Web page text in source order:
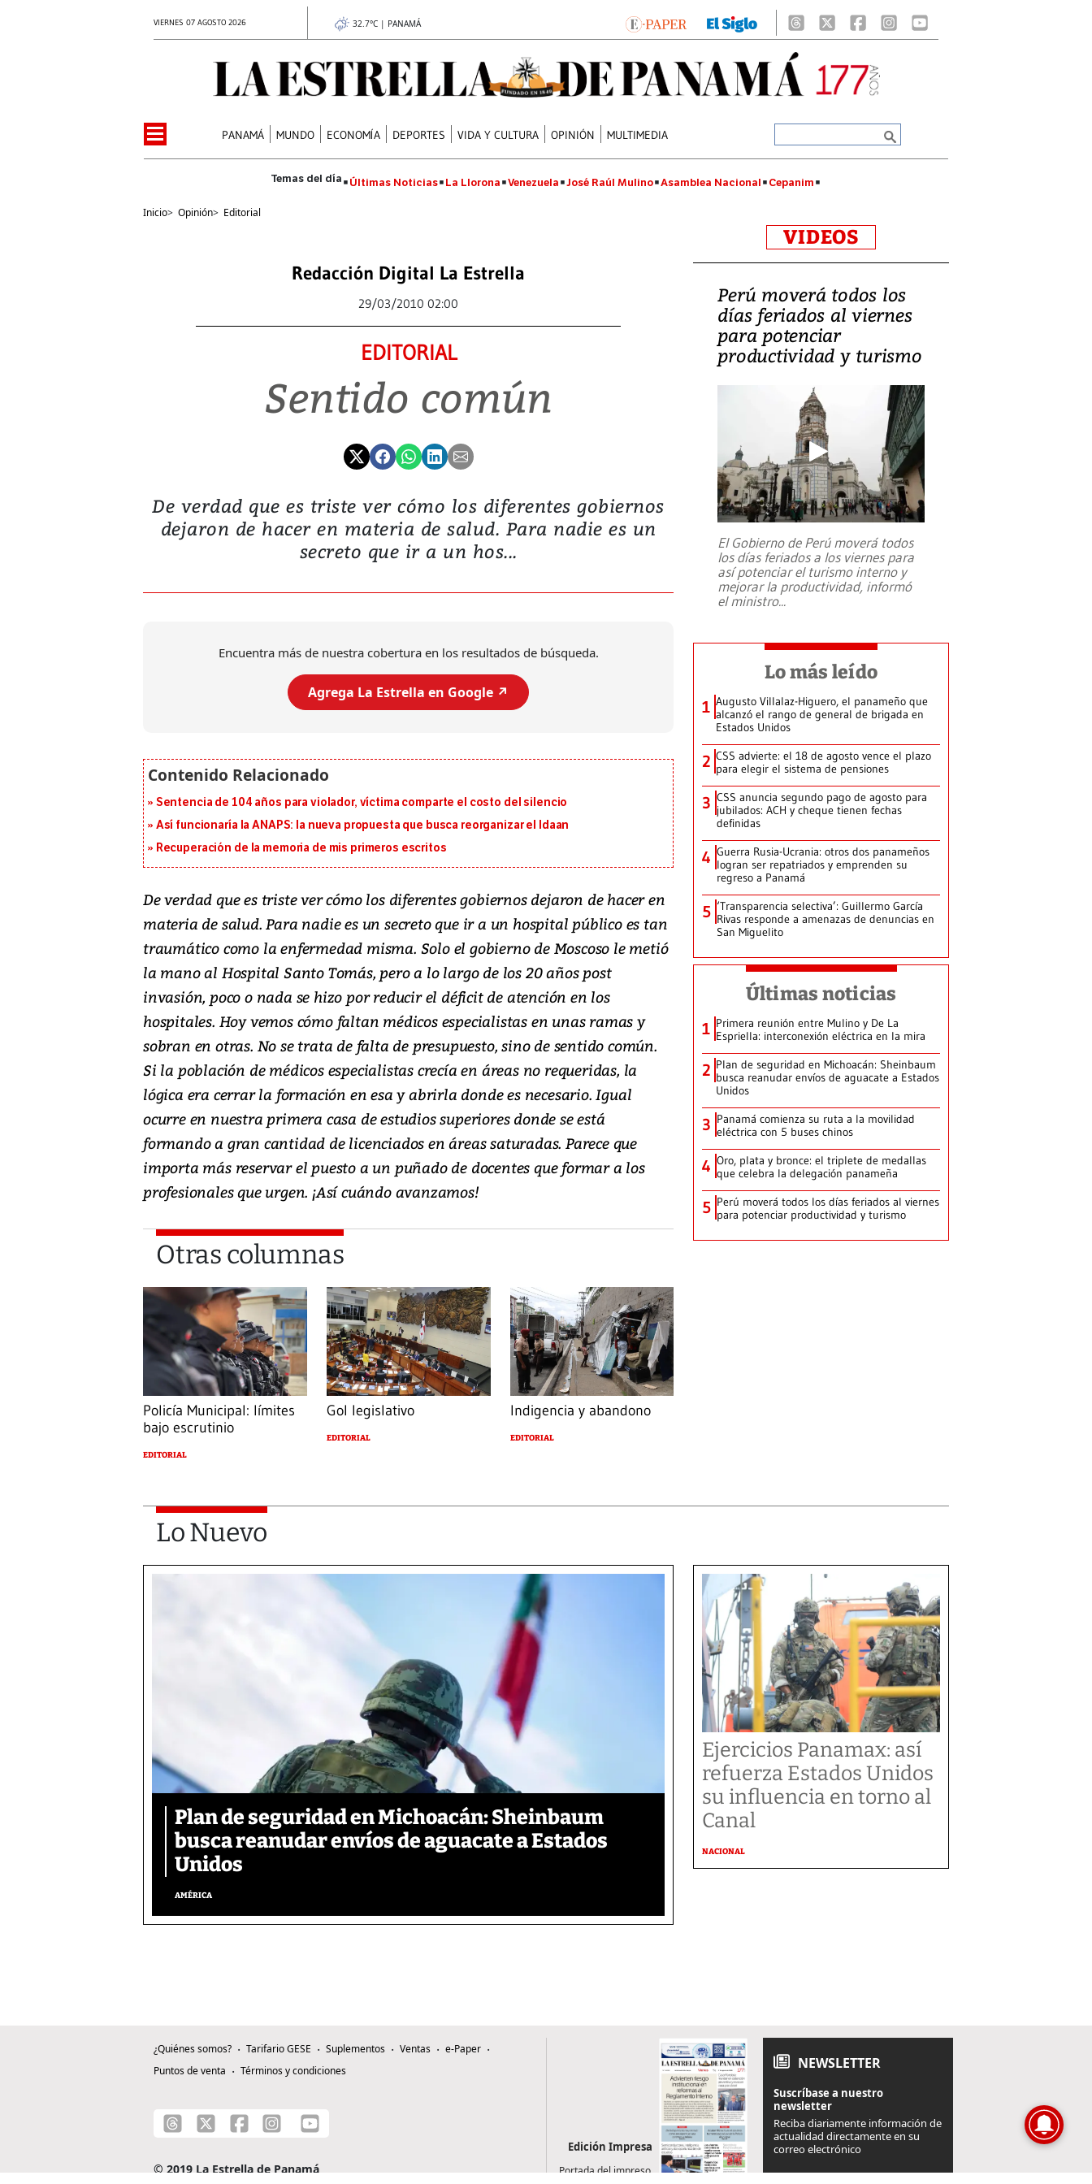
VIERNES 07 AGOSTO 2026 32.7°C | PANAMÁ
PANAMÁ MUNDO ECONOMÍA DEPORTES VIDA Y CULTURA OPINIÓN MULTIMEDIA
Últimas Noticias La Llorona Venezuela José Raúl Mulino Asamblea Nacional Cepanim
Inicio> Opinión> Editorial
Redacción Digital La Estrella
29/03/2010 02:00
EDITORIAL
Sentido común
De verdad que es triste ver cómo los diferentes gobiernos
dejaron de hacer en materia de salud. Para nadie es un
secreto que ir a un hos...
Encuentra más de nuestra cobertura en los resultados de búsqueda.
Agrega La Estrella en Google ↗️
Sentencia de 104 años para violador, víctima comparte el costo del silencio
Así funcionaría la ANAPS: la nueva propuesta que busca reorganizar el Idaan
Recuperación de la memoria de mis primeros escritos
De verdad que es triste ver cómo los diferentes gobiernos dejaron de hacer en
materia de salud. Para nadie es un secreto que ir a un hospital público es tan
traumático como la enfermedad misma. Solo el gobierno de Moscoso le metió
la mano al Hospital Santo Tomás, pero a lo largo de los 20 años post
invasión, poco o nada se hizo por reducir el déficit de atención en los
hospitales. Hoy vemos cómo faltan médicos especialistas en unas ramas y
sobran en otras. No se trata de falta de presupuesto, sino de sentido común.
Si la población de médicos especialistas crecía en áreas no requeridas, la
lógica era cerrar la formación en esa y abrirla donde es necesario. Igual
ocurre en nuestra primera casa de estudios superiores donde se está
formando a gran cantidad de licenciados en áreas saturadas. Parece que
importa más reservar el puesto a un puñado de docentes que formar a los
profesionales que urgen. ¡Así cuándo avanzamos!
Otras columnas
Policía Municipal: límites
bajo escrutinio
EDITORIAL
Gol legislativo
EDITORIAL
Indigencia y abandono
EDITORIAL
VIDEOS
Perú moverá todos los
días feriados al viernes
para potenciar
productividad y turismo
El Gobierno de Perú moverá todos
los días feriados a los viernes para
así potenciar el turismo interno y
mejorar la productividad, informó
el ministro...
Lo más leído
1 Augusto Villalaz-Higuero, el panameño que
alcanzó el rango de general de brigada en
Estados Unidos
2 CSS advierte: el 18 de agosto vence el plazo
para elegir el sistema de pensiones
3 CSS anuncia segundo pago de agosto para
jubilados: ACH y cheque tienen fechas
definidas
4 Guerra Rusia-Ucrania: otros dos panameños
logran ser repatriados y emprenden su
regreso a Panamá
5 ‘Transparencia selectiva’: Guillermo García
Rivas responde a amenazas de denuncias en
San Miguelito
Últimas noticias
1 Primera reunión entre Mulino y De La
Espriella: interconexión eléctrica en la mira
2 Plan de seguridad en Michoacán: Sheinbaum
busca reanudar envíos de aguacate a Estados
Unidos
3 Panamá comienza su ruta a la movilidad
eléctrica con 5 buses chinos
4 Oro, plata y bronce: el triplete de medallas
que celebra la delegación panameña
5 Perú moverá todos los días feriados al viernes
para potenciar productividad y turismo
Lo Nuevo
Plan de seguridad en Michoacán: Sheinbaum
busca reanudar envíos de aguacate a Estados
Unidos
AMÉRICA
Ejercicios Panamax: así
refuerza Estados Unidos
su influencia en torno al
Canal
NACIONAL
¿Quiénes somos? Tarifario GESE Suplementos Ventas
e-Paper
Puntos de venta
Términos y condiciones
© 2019 La Estrella de Panamá
Edición Impresa
Portada del impreso
NEWSLETTER
Suscríbase a nuestro
newsletter
Reciba diariamente información de
actualidad directamente en su
correo electrónico